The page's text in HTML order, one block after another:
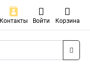
Контакты Войти Корзина